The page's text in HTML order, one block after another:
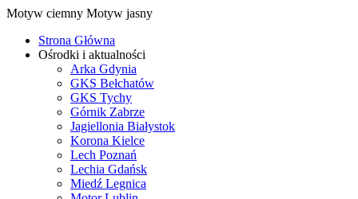
Motyw ciemny Motyw jasny
Strona Główna
Ośrodki i aktualności
Arka Gdynia
GKS Bełchatów
GKS Tychy
Górnik Zabrze
Jagiellonia Białystok
Korona Kielce
Lech Poznań
Lechia Gdańsk
Miedź Legnica